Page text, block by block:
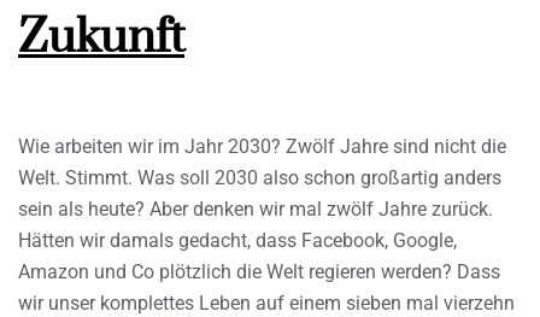
Zukunft
Wie arbeiten wir im Jahr 2030? Zwölf Jahre sind nicht die
Welt. Stimmt. Was soll 2030 also schon großartig anders
sein als heute? Aber denken wir mal zwölf Jahre zurück.
Hätten wir damals gedacht, dass Facebook, Google,
Amazon und Co plötzlich die Welt regieren werden? Dass
wir unser komplettes Leben auf einem sieben mal vierzehn